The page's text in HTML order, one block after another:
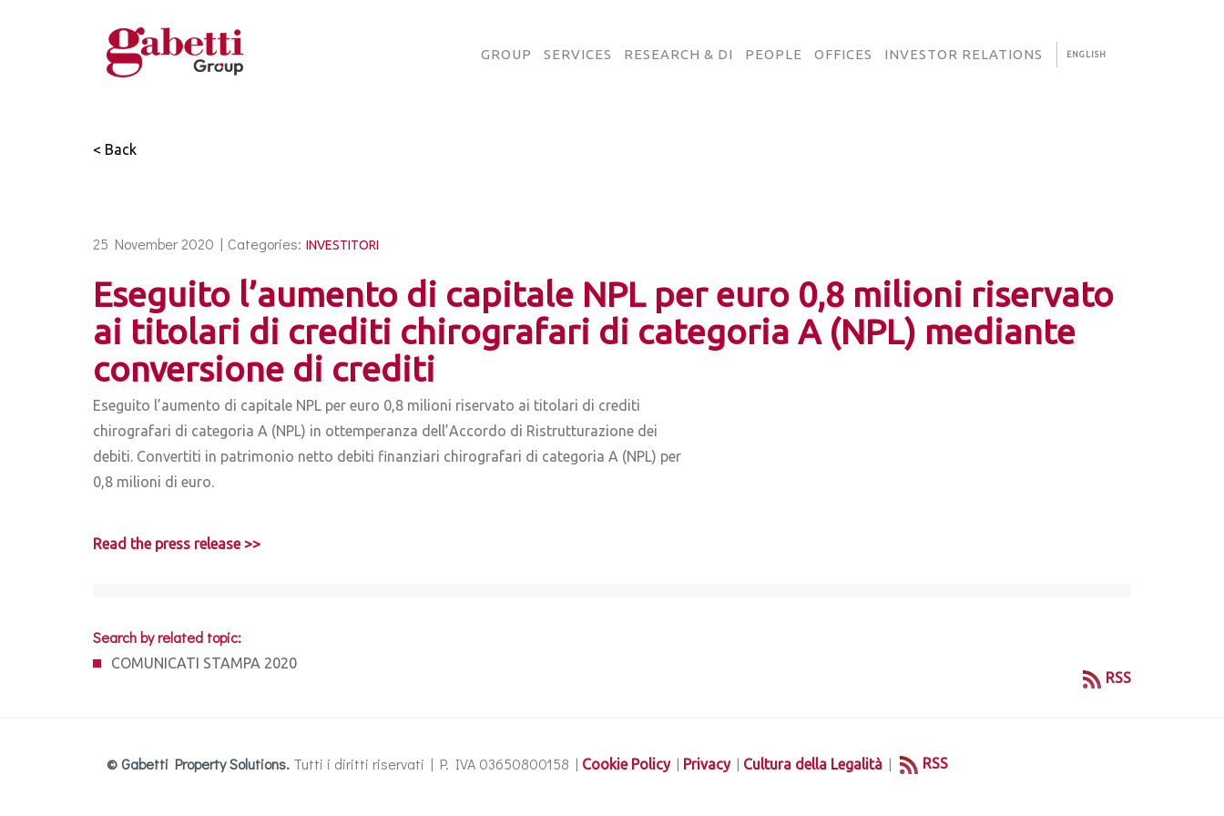
GROUP SERVICES RESEARCH & DI PEOPLE OFFICES INVESTOR RELATIONS ENGLISH
< Back
25 November 2020 | Categories: INVESTITORI
Eseguito l’aumento di capitale NPL per euro 0,8 milioni riservato
ai titolari di crediti chirografari di categoria A (NPL) mediante
conversione di crediti
Eseguito l’aumento di capitale NPL per euro 0,8 milioni riservato ai titolari di crediti
chirografari di categoria A (NPL) in ottemperanza dell’Accordo di Ristrutturazione dei
debiti. Convertiti in patrimonio netto debiti finanziari chirografari di categoria A (NPL) per
0,8 milioni di euro.
Read the press release >>
Search by related topic:
COMUNICATI STAMPA 2020
RSS
© Gabetti Property Solutions. Tutti i diritti riservati | P. IVA 03650800158 | Cookie Policy| Privacy| Cultura della Legalità | RSS